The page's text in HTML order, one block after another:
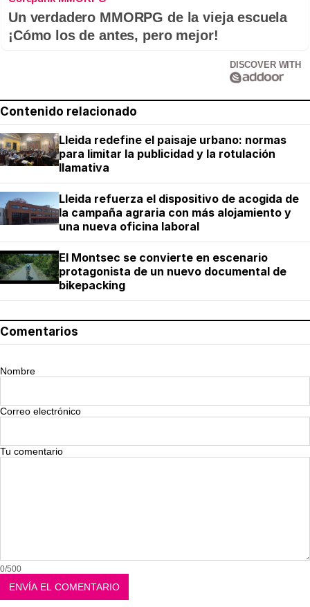
Un verdadero MMORPG de la vieja escuela
¡Cómo los de antes, pero mejor!
DISCOVER WITH
Contenido relacionado
Lleida redefine el paisaje urbano: normas
para limitar la publicidad y la rotulación
llamativa
Lleida refuerza el dispositivo de acogida de
la campaña agraria con más alojamiento y
una nueva oficina laboral
El Montsec se convierte en escenario
protagonista de un nuevo documental de
bikepacking
Comentarios
Nombre
Correo electrónico
Tu comentario
0/500